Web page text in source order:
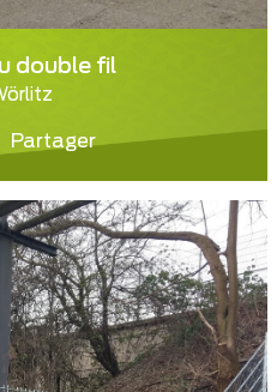
double fil
Partager